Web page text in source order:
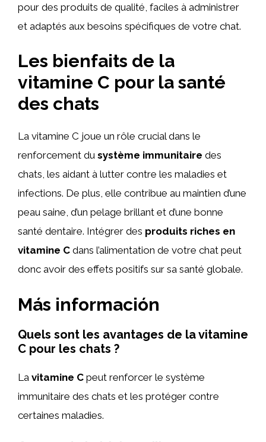
pour des produits de qualité, faciles à administrer
et adaptés aux besoins spécifiques de votre chat.
Les bienfaits de la
vitamine C pour la santé
des chats
La vitamine C joue un rôle crucial dans le
renforcement du système immunitaire des
chats, les aidant à lutter contre les maladies et
infections. De plus, elle contribue au maintien d’une
peau saine, d’un pelage brillant et d’une bonne
santé dentaire. Intégrer des produits riches en
vitamine C dans l’alimentation de votre chat peut
donc avoir des effets positifs sur sa santé globale.
Más información
Quels sont les avantages de la vitamine
C pour les chats ?
La vitamine C peut renforcer le système
immunitaire des chats et les protéger contre
certaines maladies.